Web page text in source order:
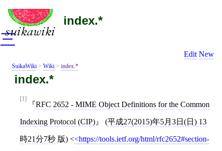
index.*
Edit New
SuikaWiki > Wiki > index.*
index.*
[1]
RFC 2652 - MIME Object Definitions for the Common
Indexing Protocol (CIP) (平成27(2015)年5月3日(日) 13
時21分7秒 版) < https://tools.ietf.org/html/rfc2652#section-
三